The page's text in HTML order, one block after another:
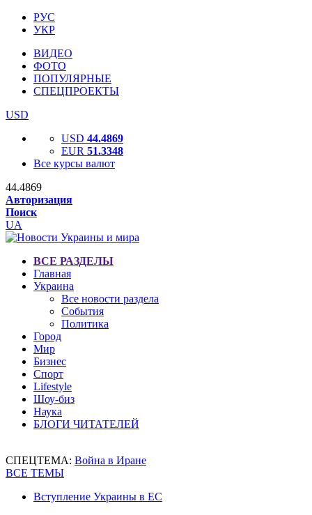
РУС
УКР
ВИДЕО
ФОТО
ПОПУЛЯРНЫЕ
СПЕЦПРОЕКТЫ
USD
USD 44.4869
EUR 51.3348
Все курсы валют
44.4869
Авторизация
Поиск
UA
ВСЕ РАЗДЕЛЫ
Главная
Украина
Все новости раздела
События
Политика
Город
Мир
Бизнес
Спорт
Lifestyle
Шоу-биз
Наука
БЛОГИ ЧИТАТЕЛЕЙ
СПЕЦТЕМА: Война в Иране
ВСЕ ТЕМЫ
Вступление Украины в ЕС